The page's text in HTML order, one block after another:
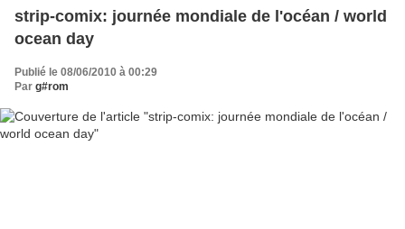
strip-comix: journée mondiale de l'océan / world
ocean day
Publié le 08/06/2010 à 00:29
Par g#rom